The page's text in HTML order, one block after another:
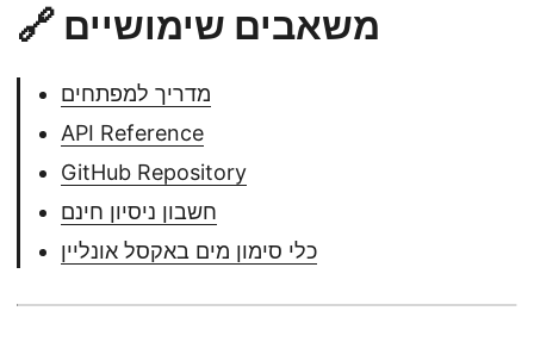
🔗 משאבים שימושיים
מדריך למפתחים
API Reference
GitHub Repository
חשבון ניסיון חינם
כלי סימון מים באקסל אונליין